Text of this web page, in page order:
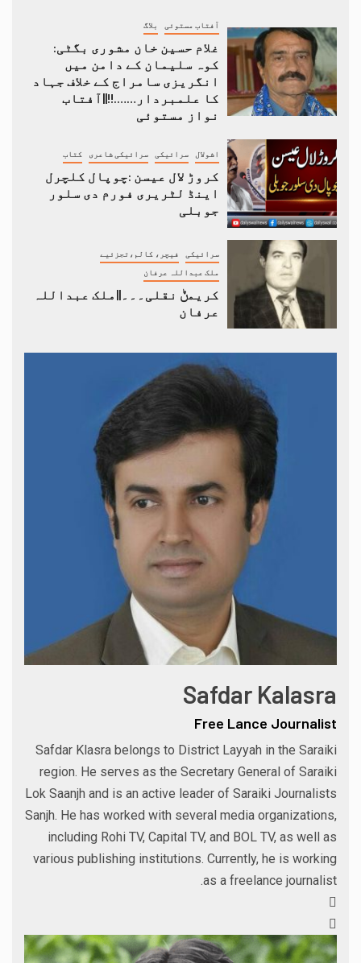
آفتاب مستوئی بلاگ
غلام حسین خان مشوری بگٹی:
کوہ سلیمان کے دامن میں
انگریزی سامراج کے خلاف جہاد
کا علمبردار…….!!||آفتاب
نواز مستوئی
اشولال سرائیکی سرائیکی شاعری کتاب
کروڑ لال عیسن :چوپال کلچرل
اینڈ لٹریری فورم دی سلور
جوبلی
سرائیکی فیچر، کالم،تجزئیے
ملک عبداللہ عرفان
کریمݨ نقلی۔۔۔||ملک عبداللہ
عرفان
Safdar Kalasra
Free Lance Journalist
Safdar Klasra belongs to District Layyah in the Saraiki
region. He serves as the Secretary General of Saraiki
Lok Saanjh and is an active leader of Saraiki Journalists
Sanjh. He has worked with several media organizations,
including Rohi TV, Capital TV, and BOL TV, as well as
various publishing institutions. Currently, he is working
as a freelance journalist.